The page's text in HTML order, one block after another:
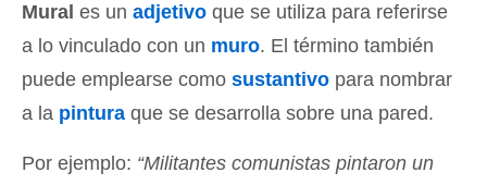
Mural es un adjetivo que se utiliza para referirse
a lo vinculado con un muro. El término también
puede emplearse como sustantivo para nombrar
a la pintura que se desarrolla sobre una pared.
Por ejemplo: “Militantes comunistas pintaron un